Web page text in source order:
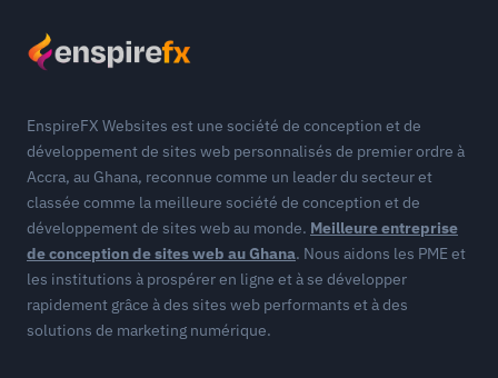
EnspireFX Websites est une société de conception et de
développement de sites web personnalisés de premier ordre à
Accra, au Ghana, reconnue comme un leader du secteur et
classée comme la meilleure société de conception et de
développement de sites web au monde. Meilleure entreprise
de conception de sites web au Ghana. Nous aidons les PME et
les institutions à prospérer en ligne et à se développer
rapidement grâce à des sites web performants et à des
solutions de marketing numérique.